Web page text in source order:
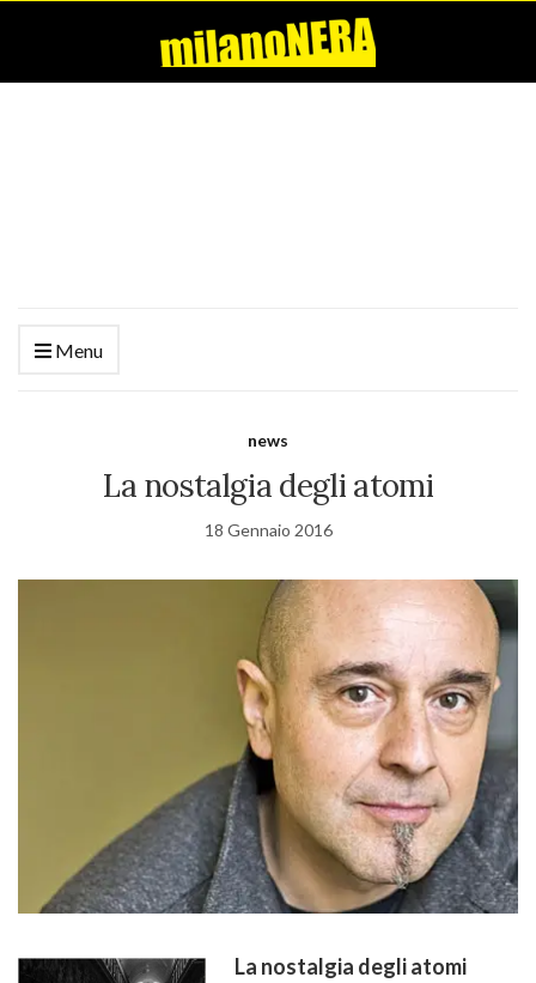
Menu
news
La nostalgia degli atomi
18 Gennaio 2016
La nostalgia degli atomi